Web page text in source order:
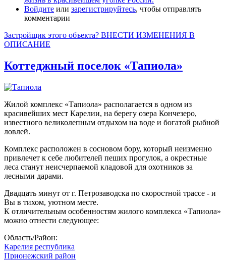
Войдите или зарегистрируйтесь, чтобы отправлять
комментарии
Застройщик этого объекта? ВНЕСТИ ИЗМЕНЕНИЯ В
ОПИСАНИЕ
Коттеджный поселок «Тапиола»
Жилой комплекс «Тапиола» располагается в одном из
красивейших мест Карелии, на берегу озера Кончезеро,
известного великолепным отдыхом на воде и богатой рыбной
ловлей.
Комплекс расположен в сосновом бору, который неизменно
привлечет к себе любителей пеших прогулок, а окрестные
леса станут неисчерпаемой кладовой для охотников за
лесными дарами.
Двадцать минут от г. Петрозаводска по скоростной трассе - и
Вы в тихом, уютном месте.
К отличительным особенностям жилого комплекса «Тапиола»
можно отнести следующее:
Область/Район:
Карелия республика
Прионежский район